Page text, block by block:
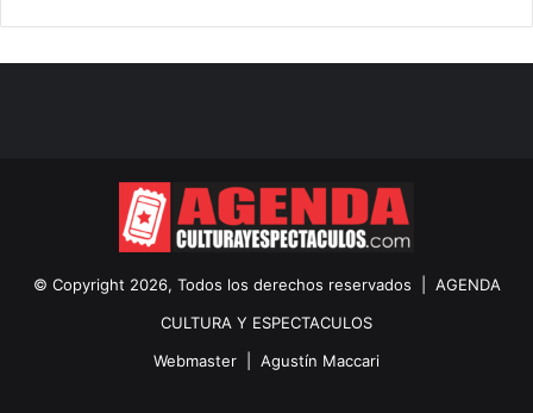
© Copyright 2026, Todos los derechos reservados | AGENDA
CULTURA Y ESPECTACULOS
Webmaster | Agustín Maccari